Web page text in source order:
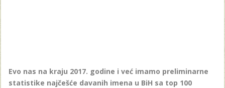
Evo nas na kraju 2017. godine i već imamo preliminarne
statistike najčešće davanih imena u BiH sa top 100